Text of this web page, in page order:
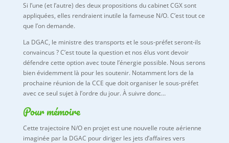
Si l’une (et l’autre) des deux propositions du cabinet CGX sont
appliquées, elles rendraient inutile la fameuse N/O. C’est tout ce
que l’on demande.
La DGAC, le ministre des transports et le sous-préfet seront-ils
convaincus ? C’est toute la question et nos élus vont devoir
défendre cette option avec toute l’énergie possible. Nous serons
bien évidemment là pour les soutenir. Notamment lors de la
prochaine réunion de la CCE que doit organiser le sous-préfet
avec ce seul sujet à l’ordre du jour. À suivre donc…
Pour mémoire
Cette trajectoire N/O en projet est une nouvelle route aérienne
imaginée par la DGAC pour diriger les jets d’affaires vers